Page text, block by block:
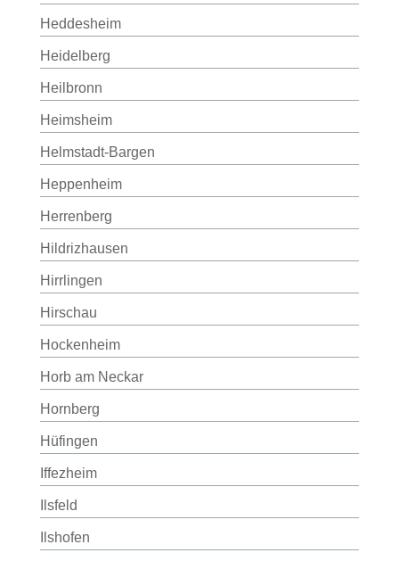
Heddesheim
Heidelberg
Heilbronn
Heimsheim
Helmstadt-Bargen
Heppenheim
Herrenberg
Hildrizhausen
Hirrlingen
Hirschau
Hockenheim
Horb am Neckar
Hornberg
Hüfingen
Iffezheim
Ilsfeld
Ilshofen